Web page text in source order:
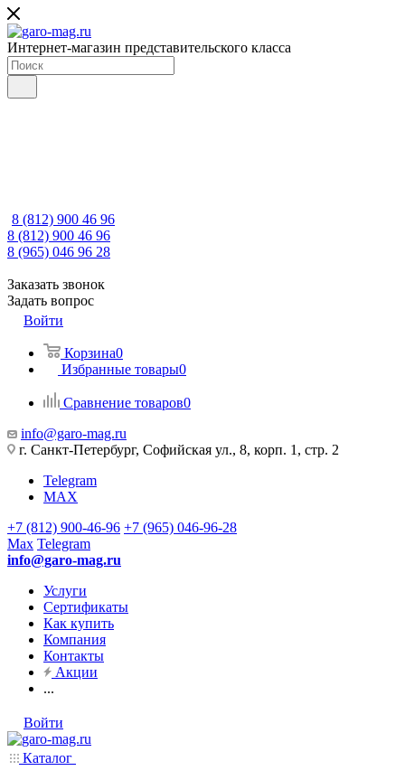
Интернет-магазин представительского класса
8 (812) 900 46 96
8 (812) 900 46 96
8 (965) 046 96 28
Заказать звонок
Задать вопрос
Войти
Корзина0
Избранные товары0
Сравнение товаров0
info@garo-mag.ru
г. Санкт-Петербург, Софийская ул., 8, корп. 1, стр. 2
Telegram
MAX
+7 (812) 900-46-96 +7 (965) 046-96-28
Max Telegram
info@garo-mag.ru
Услуги
Сертификаты
Как купить
Компания
Контакты
Акции
...
Войти
Каталог